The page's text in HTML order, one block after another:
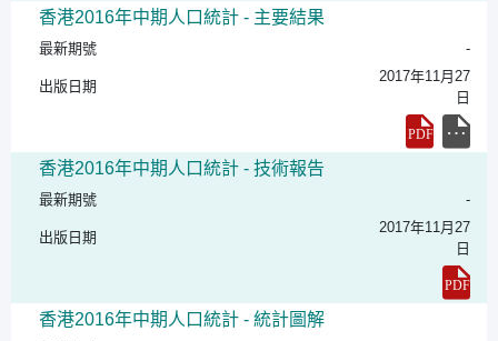
香港2016年中期人口統計 - 主要結果
最新期號 -
出版日期
2017年11月27
日
香港2016年中期人口統計 - 技術報告
最新期號 -
出版日期
2017年11月27
日
香港2016年中期人口統計 - 統計圖解